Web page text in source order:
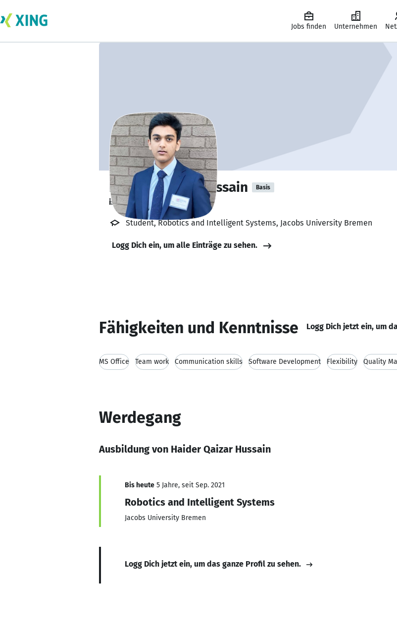
Jobs finden Unternehmen
Haider Qaizar Hussain Basis
is working from home. 🏡
Student, Robotics and Intelligent Systems, Jacobs University Bremen
Logg Dich ein, um alle Einträge zu sehen.
Fähigkeiten und Kenntnisse Logg Dich jetzt ein, um
MS Office Team work Communication skills Software Development Flexibility Quality
Werdegang
Ausbildung von Haider Qaizar Hussain
Bis heute 5 Jahre, seit Sep. 2021
Robotics and Intelligent Systems
Jacobs University Bremen
Logg Dich jetzt ein, um das ganze Profil zu sehen.